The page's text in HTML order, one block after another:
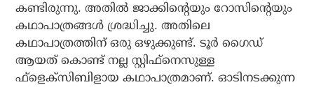
കണ്ടിരുന്നു. അതില്‍ ജാക്കിന്റെയും റോസിന്റെയും
കഥാപാത്രങ്ങള്‍ ശ്രദ്ധിച്ചു. അതിലെ
കഥാപാത്രത്തിന് ഒരു ഒഴുക്കുണ്ട്. ടൂര്‍ ഗൈഡ്
ആയത് കൊണ്ട് നല്ല സ്റ്റിഫ്‌നെസുള്ള
ഫ്‌ളെക്‌സിബിളായ കഥാപാത്രമാണ്. ഓടിനടക്കുന്ന